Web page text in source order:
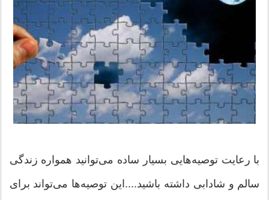
با رعایت توصیه‌هایی بسیار ساده می‌توانید همواره زندگی
سالم و شادابی داشته باشید....این توصیه‌ها می‌تواند برای